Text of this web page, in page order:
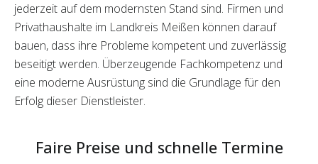
jederzeit auf dem modernsten Stand sind. Firmen und
Privathaushalte im Landkreis Meißen können darauf
bauen, dass ihre Probleme kompetent und zuverlässig
beseitigt werden. Überzeugende Fachkompetenz und
eine moderne Ausrüstung sind die Grundlage für den
Erfolg dieser Dienstleister.
Faire Preise und schnelle Termine